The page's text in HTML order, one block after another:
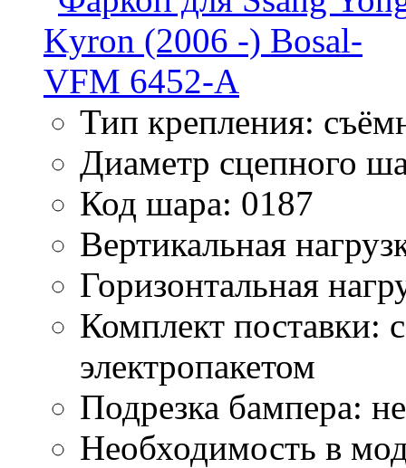
Тип крепления:
Диаметр сцепного
Код шара: 0187
Вертикальная
Горизонтальная
Комплект поставки:
электропакетом
Подрезка бампера:
Необходимость в